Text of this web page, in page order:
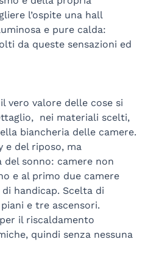
l’ospite una hall
e pure calda:
da queste sensazioni ed
vero valore delle cose si
nei materiali scelti,
biancheria delle camere.
e del riposo, ma
sonno: camere non
e al primo due camere
handicap. Scelta di
e tre ascensori.
il riscaldamento
quindi senza nessuna